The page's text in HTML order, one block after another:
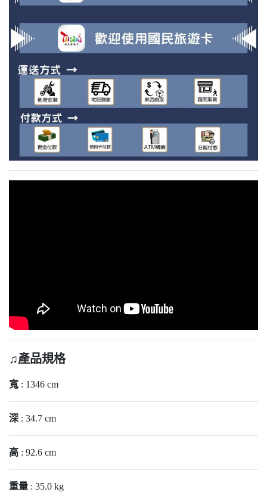
♫產品規格
寬 : 1346 cm
深 : 34.7 cm
高 : 92.6 cm
重量 : 35.0 kg